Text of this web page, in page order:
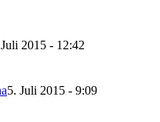
2015 - 12:42
5. Juli 2015 - 9:09